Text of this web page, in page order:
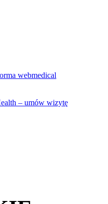
webmedical
– umów wizytę